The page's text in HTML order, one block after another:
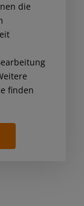
die
finden